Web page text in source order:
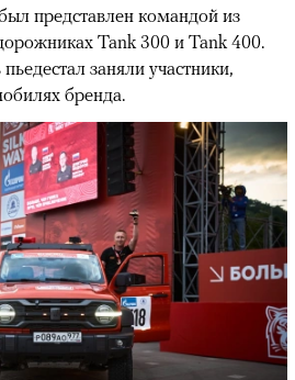
представлен командой из
Tank 300 и Tank 400.
заняли участники,
бренда.